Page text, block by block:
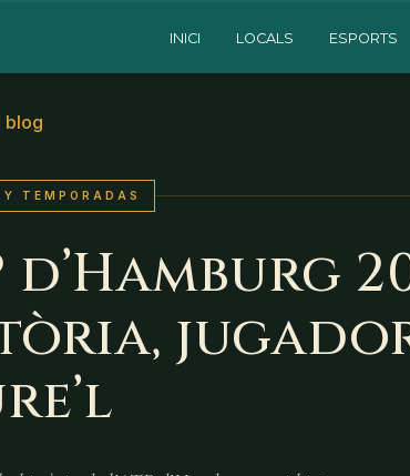
INICI LOCALS ESPORTS
blog
TEMPORADAS
d’Hamburg